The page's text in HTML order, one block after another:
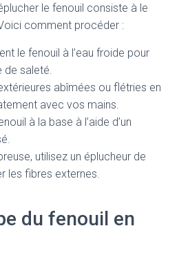
le fenouil consiste à le
comment procéder :
le fenouil à l’eau froide pour
de saleté.
abîmées ou flétries en
avec vos mains.
à la base à l’aide d’un
utilisez un éplucheur de
les fibres externes.
du fenouil en